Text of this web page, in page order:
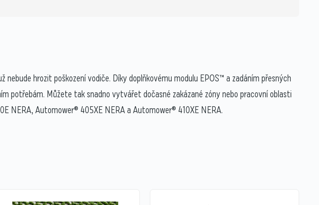
hrozit poškození vodiče. Díky doplňkovému modulu EPOS™ a zadáním přesných
potřebám. Můžete tak snadno vytvářet dočasné zakázané zóny nebo pracovní oblasti
NERA, Automower® 405XE NERA a Automower® 410XE NERA.